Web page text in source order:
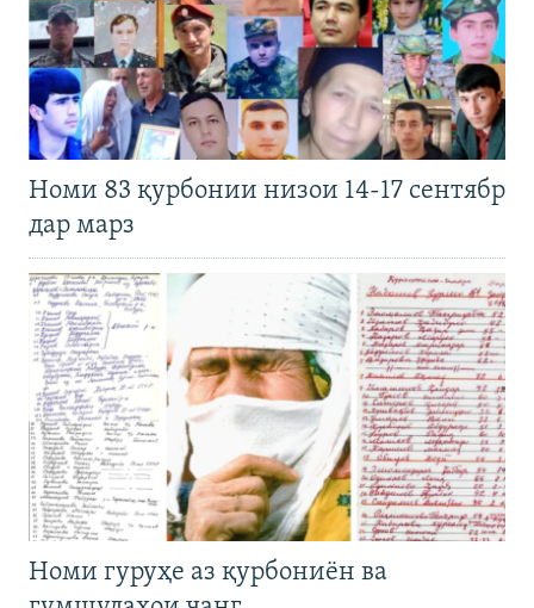
Номи 83 қурбонии низои 14-17 сентябр
дар марз
Номи гуруҳе аз қурбониён ва